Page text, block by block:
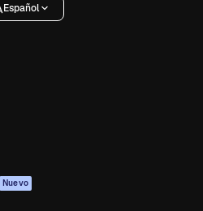
Español
Nuevo